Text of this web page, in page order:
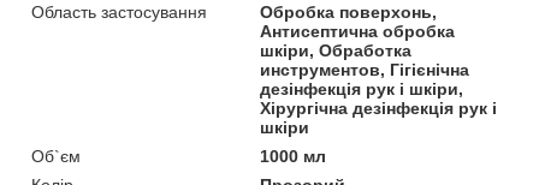
Область застосування
Обробка поверхонь,
Антисептична обробка
шкіри, Обработка
инструментов, Гігієнічна
дезінфекція рук і шкіри,
Хірургічна дезінфекція рук і
шкіри
Об`єм
1000 мл